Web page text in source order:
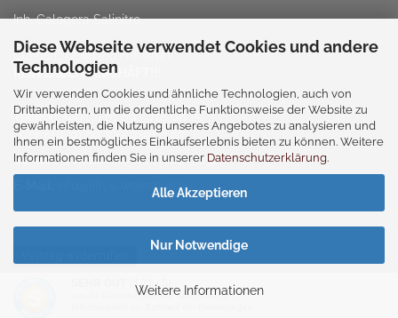
Diese Webseite verwendet Cookies und andere
Technologien
Wir verwenden Cookies und ähnliche Technologien, auch von
Drittanbietern, um die ordentliche Funktionsweise der Website zu
gewährleisten, die Nutzung unseres Angebotes zu analysieren und
Ihnen ein bestmögliches Einkaufserlebnis bieten zu können. Weitere
Informationen finden Sie in unserer Datenschutzerklärung.
Alle Akzeptieren
Nur Notwendige
Weitere Informationen
Inh. Calogera Salinitro
Cunostr. 17, 60388 Frankfurt
KEIN LADENGESCHÄFT!!!
Telefon: +49 (0) 61 09 - 718 08 15
oder+49 (0) 60 39 - 939 63 63
Service-Zeiten:Mo.-Fr.: 08:00-16:30h
info@lillys-weinshop.eu
(4.71 / 5)
Bewertungen bei: shopvote.de ⓘ